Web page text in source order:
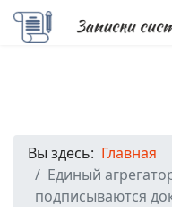
Вы здесь: Главная
Единый
подписываются